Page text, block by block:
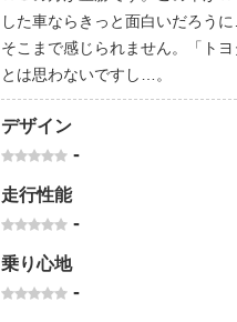
した車ならきっと面白いだろう
そこまで感じられません。「ト
とは思わないですし…。
デザイン
-
走行性能
-
乗り心地
-